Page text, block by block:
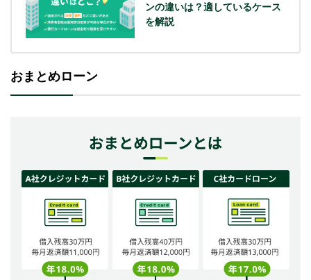
ンの違いは？適しているケース
を解説
おまとめローン